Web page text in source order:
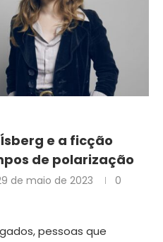
e a ficção
de polarização
de maio de 2023
0
pessoas que